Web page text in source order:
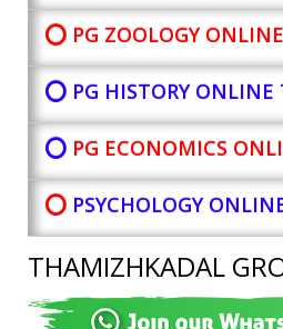
⭕ PG ZOOLOGY
⭕ PG HISTORY ONLINE
⭕ PG ECONOMICS
⭕ PSYCHOLOGY
THAMIZHKADAL